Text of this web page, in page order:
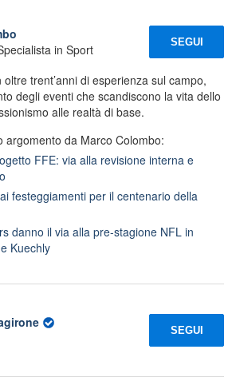
in Sport
SEGUI
trent’anni di esperienza sul campo,
degli eventi che scandiscono la vita dello
alle realtà di base.
argomento da Marco Colombo:
FFE: via alla revisione interna e
festeggiamenti per il centenario della
danno il via alla pre-stagione NFL in
Kuechly
SEGUI